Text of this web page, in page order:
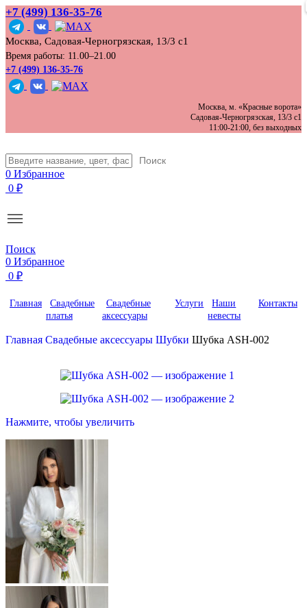
+7 (499) 136‑35‑76
Москва, Садовая-Черногрязская, 13/3 с1
Время работы: 11.00–21.00
+7 (499) 136-35-76
Москва, м. «Красные ворота»
Садовая-Черногрязская, 13/3 с1
11:00-21:00, без выходных
Поиск
0 Избранное
0 ₽
Поиск
0 Избранное
0 ₽
Главная
Свадебные
платья
Свадебные
аксессуары
Услуги
Наши
невесты
Контакты
Главная Свадебные аксессуары Шубки Шубка ASH-002
Нажмите, чтобы увеличить